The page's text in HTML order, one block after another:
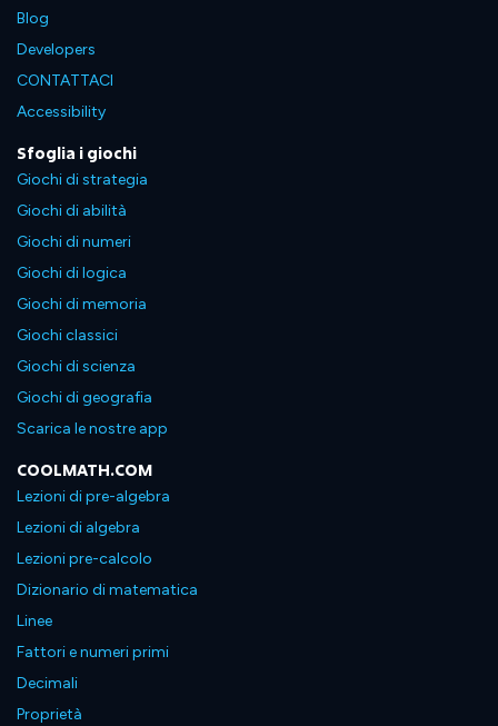
Blog
Developers
CONTATTACI
Accessibility
Sfoglia i giochi
Giochi di strategia
Giochi di abilità
Giochi di numeri
Giochi di logica
Giochi di memoria
Giochi classici
Giochi di scienza
Giochi di geografia
Scarica le nostre app
COOLMATH.COM
Lezioni di pre-algebra
Lezioni di algebra
Lezioni pre-calcolo
Dizionario di matematica
Linee
Fattori e numeri primi
Decimali
Proprietà